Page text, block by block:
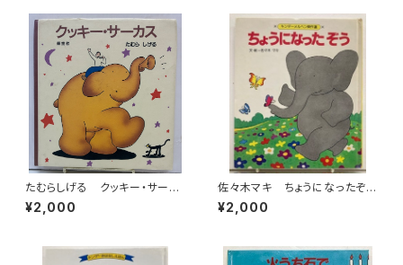
たむらしげる クッキー・サーカ
ス 1992年 初版 架空社
¥2,000
佐々木マキ ちょうになったぞ
う キンダーメルヘン傑作選11
1981年（昭56） フレーベル
¥2,000